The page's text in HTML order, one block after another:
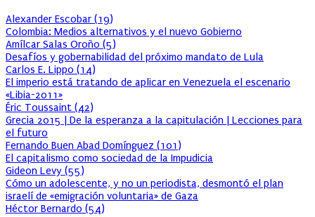
Alexander Escobar (19)
Colombia: Medios alternativos y el nuevo Gobierno
Amílcar Salas Oroño (5)
Desafíos y gobernabilidad del próximo mandato de Lula
Carlos E. Lippo (14)
El imperio está tratando de aplicar en Venezuela el escenario
«Libia-2011»
Éric Toussaint (42)
Grecia 2015 | De la esperanza a la capitulación | Lecciones para
el futuro
Fernando Buen Abad Domínguez (101)
El capitalismo como sociedad de la Impudicia
Gideon Levy (55)
Cómo un adolescente, y no un periodista, desmontó el plan
israelí de «emigración voluntaria» de Gaza
Héctor Bernardo (54)